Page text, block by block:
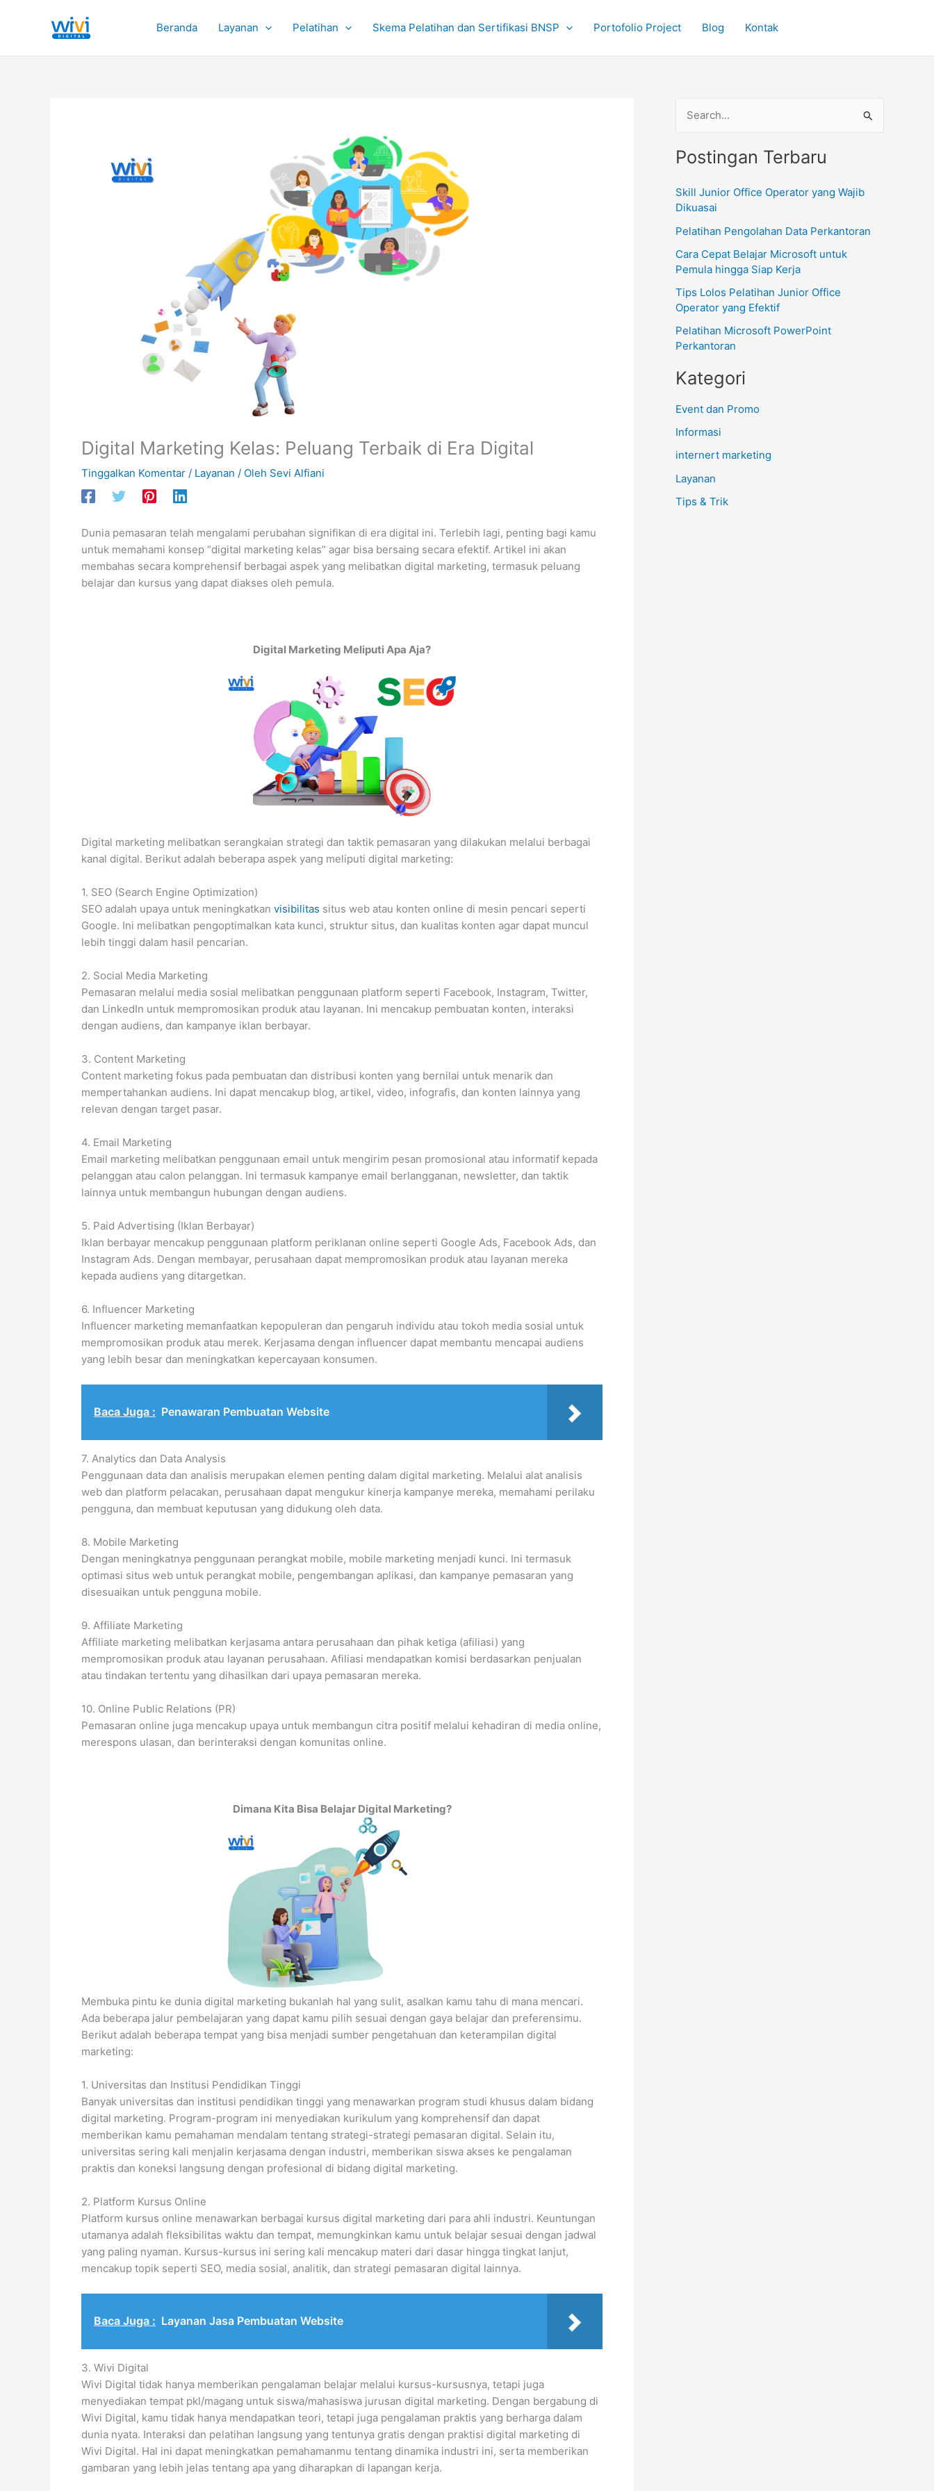
Beranda Layanan Pelatihan Skema Pelatihan dan Sertifikasi BNSP Portofolio Project Blog Kontak
Digital Marketing Kelas: Peluang Terbaik di Era Digital
Tinggalkan Komentar / Layanan / Oleh Sevi Alfiani
Dunia pemasaran telah mengalami perubahan signifikan di era digital ini. Terlebih lagi, penting bagi kamu
untuk memahami konsep “digital marketing kelas” agar bisa bersaing secara efektif. Artikel ini akan
membahas secara komprehensif berbagai aspek yang melibatkan digital marketing, termasuk peluang
belajar dan kursus yang dapat diakses oleh pemula.
Digital Marketing Meliputi Apa Aja?
Digital marketing melibatkan serangkaian strategi dan taktik pemasaran yang dilakukan melalui berbagai
kanal digital. Berikut adalah beberapa aspek yang meliputi digital marketing:
1. SEO (Search Engine Optimization)
SEO adalah upaya untuk meningkatkan visibilitas situs web atau konten online di mesin pencari seperti
Google. Ini melibatkan pengoptimalkan kata kunci, struktur situs, dan kualitas konten agar dapat muncul
lebih tinggi dalam hasil pencarian.
2. Social Media Marketing
Pemasaran melalui media sosial melibatkan penggunaan platform seperti Facebook, Instagram, Twitter,
dan LinkedIn untuk mempromosikan produk atau layanan. Ini mencakup pembuatan konten, interaksi
dengan audiens, dan kampanye iklan berbayar.
3. Content Marketing
Content marketing fokus pada pembuatan dan distribusi konten yang bernilai untuk menarik dan
mempertahankan audiens. Ini dapat mencakup blog, artikel, video, infografis, dan konten lainnya yang
relevan dengan target pasar.
4. Email Marketing
Email marketing melibatkan penggunaan email untuk mengirim pesan promosional atau informatif kepada
pelanggan atau calon pelanggan. Ini termasuk kampanye email berlangganan, newsletter, dan taktik
lainnya untuk membangun hubungan dengan audiens.
5. Paid Advertising (Iklan Berbayar)
Iklan berbayar mencakup penggunaan platform periklanan online seperti Google Ads, Facebook Ads, dan
Instagram Ads. Dengan membayar, perusahaan dapat mempromosikan produk atau layanan mereka
kepada audiens yang ditargetkan.
6. Influencer Marketing
Influencer marketing memanfaatkan kepopuleran dan pengaruh individu atau tokoh media sosial untuk
mempromosikan produk atau merek. Kerjasama dengan influencer dapat membantu mencapai audiens
yang lebih besar dan meningkatkan kepercayaan konsumen.
Baca Juga : Penawaran Pembuatan Website
7. Analytics dan Data Analysis
Penggunaan data dan analisis merupakan elemen penting dalam digital marketing. Melalui alat analisis
web dan platform pelacakan, perusahaan dapat mengukur kinerja kampanye mereka, memahami perilaku
pengguna, dan membuat keputusan yang didukung oleh data.
8. Mobile Marketing
Dengan meningkatnya penggunaan perangkat mobile, mobile marketing menjadi kunci. Ini termasuk
optimasi situs web untuk perangkat mobile, pengembangan aplikasi, dan kampanye pemasaran yang
disesuaikan untuk pengguna mobile.
9. Affiliate Marketing
Affiliate marketing melibatkan kerjasama antara perusahaan dan pihak ketiga (afiliasi) yang
mempromosikan produk atau layanan perusahaan. Afiliasi mendapatkan komisi berdasarkan penjualan
atau tindakan tertentu yang dihasilkan dari upaya pemasaran mereka.
10. Online Public Relations (PR)
Pemasaran online juga mencakup upaya untuk membangun citra positif melalui kehadiran di media online,
merespons ulasan, dan berinteraksi dengan komunitas online.
Dimana Kita Bisa Belajar Digital Marketing?
Membuka pintu ke dunia digital marketing bukanlah hal yang sulit, asalkan kamu tahu di mana mencari.
Ada beberapa jalur pembelajaran yang dapat kamu pilih sesuai dengan gaya belajar dan preferensimu.
Berikut adalah beberapa tempat yang bisa menjadi sumber pengetahuan dan keterampilan digital
marketing:
1. Universitas dan Institusi Pendidikan Tinggi
Banyak universitas dan institusi pendidikan tinggi yang menawarkan program studi khusus dalam bidang
digital marketing. Program-program ini menyediakan kurikulum yang komprehensif dan dapat
memberikan kamu pemahaman mendalam tentang strategi-strategi pemasaran digital. Selain itu,
universitas sering kali menjalin kerjasama dengan industri, memberikan siswa akses ke pengalaman
praktis dan koneksi langsung dengan profesional di bidang digital marketing.
2. Platform Kursus Online
Platform kursus online menawarkan berbagai kursus digital marketing dari para ahli industri. Keuntungan
utamanya adalah fleksibilitas waktu dan tempat, memungkinkan kamu untuk belajar sesuai dengan jadwal
yang paling nyaman. Kursus-kursus ini sering kali mencakup materi dari dasar hingga tingkat lanjut,
mencakup topik seperti SEO, media sosial, analitik, dan strategi pemasaran digital lainnya.
Baca Juga : Layanan Jasa Pembuatan Website
3. Wivi Digital
Wivi Digital tidak hanya memberikan pengalaman belajar melalui kursus-kursusnya, tetapi juga
menyediakan tempat pkl/magang untuk siswa/mahasiswa jurusan digital marketing. Dengan bergabung di
Wivi Digital, kamu tidak hanya mendapatkan teori, tetapi juga pengalaman praktis yang berharga dalam
dunia nyata. Interaksi dan pelatihan langsung yang tentunya gratis dengan praktisi digital marketing di
Wivi Digital. Hal ini dapat meningkatkan pemahamanmu tentang dinamika industri ini, serta memberikan
gambaran yang lebih jelas tentang apa yang diharapkan di lapangan kerja.
r
u
u
:
Postingan Terbaru
Skill Junior Office Operator yang Wajib
Dikuasai
Pelatihan Pengolahan Data Perkantoran
Cara Cepat Belajar Microsoft untuk
Pemula hingga Siap Kerja
Tips Lolos Pelatihan Junior Office
Operator yang Efektif
Pelatihan Microsoft PowerPoint
Perkantoran
Kategori
Event dan Promo
Informasi
internert marketing
Layanan
Tips & Trik